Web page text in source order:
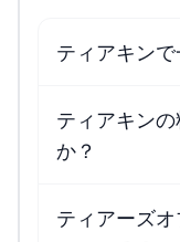
ティアキン
ティアキン
か？
ティアーズ